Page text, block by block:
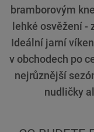
bramborovým
lehké osvěžení
Ideální jarní
v obchodech po
nejrůznější
nudličky